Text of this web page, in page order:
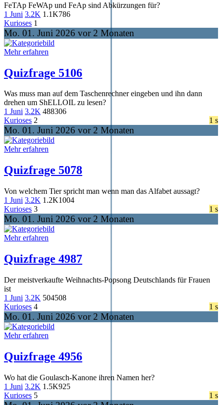
FeTAp FeWAp und FeAp sind Abkürzungen für?
1 Juni 3.2K 1.1K786
Kurioses 1
Mo. 01. Juni 2026 vor 2 Monaten
Mehr erfahren
Quizfrage 5106
Was muss man auf dem Taschenrechner eingeben und ihn dann
drehen um ShELLOIL zu lesen?
1 Juni 3.2K 488306
Kurioses 2 1 s
Mo. 01. Juni 2026 vor 2 Monaten
Mehr erfahren
Quizfrage 5078
Von welchem Tier spricht man wenn man das Alfabet aussagt?
1 Juni 3.2K 1.2K1004
Kurioses 3 1 s
Mo. 01. Juni 2026 vor 2 Monaten
Mehr erfahren
Quizfrage 4987
Der meistverkaufte Weihnachts-Popsong Deutschlands für Frauen
ist
1 Juni 3.2K 504508
Kurioses 4 1 s
Mo. 01. Juni 2026 vor 2 Monaten
Mehr erfahren
Quizfrage 4956
Wo hat die Goulasch-Kanone ihren Namen her?
1 Juni 3.2K 1.5K925
Kurioses 5 1 s